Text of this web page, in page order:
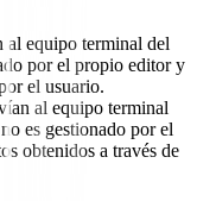
al equipo terminal del
por el propio editor y
el usuario.
al equipo terminal
es gestionado por el
obtenidos a través de